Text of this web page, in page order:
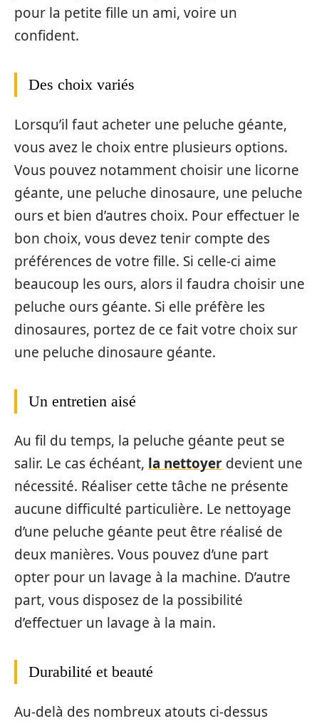
pour la petite fille un ami, voire un
confident.
Des choix variés
Lorsqu’il faut acheter une peluche géante,
vous avez le choix entre plusieurs options.
Vous pouvez notamment choisir une licorne
géante, une peluche dinosaure, une peluche
ours et bien d’autres choix. Pour effectuer le
bon choix, vous devez tenir compte des
préférences de votre fille. Si celle-ci aime
beaucoup les ours, alors il faudra choisir une
peluche ours géante. Si elle préfère les
dinosaures, portez de ce fait votre choix sur
une peluche dinosaure géante.
Un entretien aisé
Au fil du temps, la peluche géante peut se
salir. Le cas échéant, la nettoyer devient une
nécessité. Réaliser cette tâche ne présente
aucune difficulté particulière. Le nettoyage
d’une peluche géante peut être réalisé de
deux manières. Vous pouvez d’une part
opter pour un lavage à la machine. D’autre
part, vous disposez de la possibilité
d’effectuer un lavage à la main.
Durabilité et beauté
Au-delà des nombreux atouts ci-dessus